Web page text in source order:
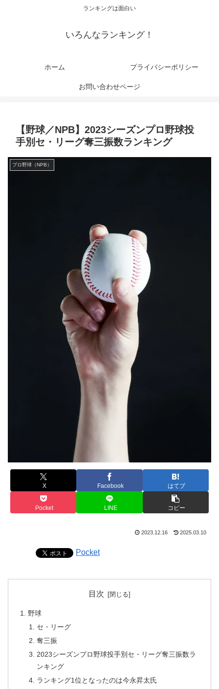
ランキングは面白い
いろんなランキング！
ホーム プライバシーポリシー
お問い合わせページ
【野球／NPB】2023シーズンプロ野球投
手別セ・リーグ奪三振数ランキング
プロ野球（NPB）
X Facebook はてブ
Pocket LINE コピー
2023.12.16 2025.03.10
Pocket
目次
野球
セ・リーグ
奪三振
2023シーズンプロ野球投手別セ・リーグ奪三振数ラ
ンキング
ランキング1位となったのは今永昇太氏